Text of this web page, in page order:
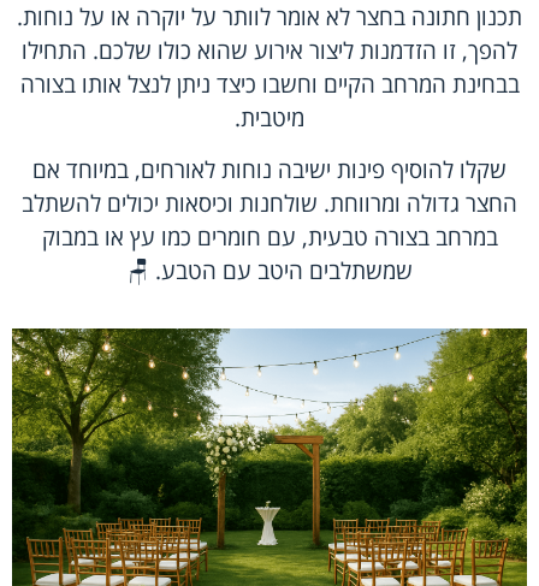
תכנון חתונה בחצר לא אומר לוותר על יוקרה או על נוחות.
להפך, זו הזדמנות ליצור אירוע שהוא כולו שלכם. התחילו
בבחינת המרחב הקיים וחשבו כיצד ניתן לנצל אותו בצורה
מיטבית.
שקלו להוסיף פינות ישיבה נוחות לאורחים, במיוחד אם
החצר גדולה ומרווחת. שולחנות וכיסאות יכולים להשתלב
במרחב בצורה טבעית, עם חומרים כמו עץ או במבוק
שמשתלבים היטב עם הטבע. 🪑